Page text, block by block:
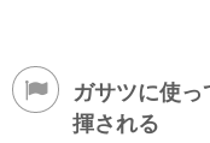
ガサツに使
揮される